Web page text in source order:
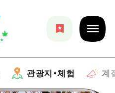
관광지・체험 계